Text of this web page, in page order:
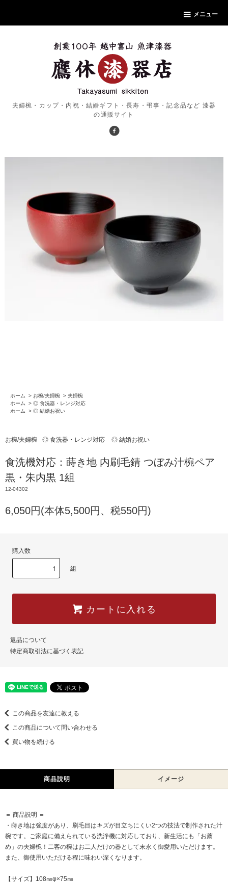
メニュー
夫婦椀・カップ・内祝・結婚ギフト・長寿・弔事・記念品など 漆器
の通販サイト
ホーム > お椀/夫婦椀 > 夫婦椀
ホーム
> ◎ 食洗器・レンジ対応
ホーム
> ◎ 結婚お祝い
お椀/夫婦椀 ◎ 食洗器・レンジ対応 ◎ 結婚お祝い
食洗機対応：蒔き地 内刷毛錆 つぼみ汁椀ペア
黒・朱内黒 1組
12-04302
6,050円(本体5,500円、税550円)
購入数
組
カートに入れる
返品について
特定商取引法に基づく表記
この商品を友達に教える
この商品について問い合わせる
買い物を続ける
商品説明 イメージ
＝ 商品説明 ＝
・蒔き地は強度があり、刷毛目はキズが目立ちにくい2つの技法で制作された汁
椀です。ご家庭に備えられている洗浄機に対応しており、新生活にも「お薦
め」の夫婦椀！二客の椀はお二人だけの器として末永く御愛用いただけます。
また、御使用いただける程に味わい深くなります。
【サイズ】108㎜φ×75㎜